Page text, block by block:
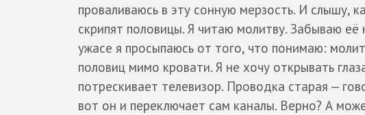
проваливаюсь в эту сонную мерзость. И слышу,
скрипят половицы. Я читаю молитву. Забываю
ужасе я просыпаюсь от того, что понимаю:
половиц мимо кровати. Я не хочу открывать
потрескивает телевизор. Проводка старая —
вот он и переключает сам каналы. Верно? А